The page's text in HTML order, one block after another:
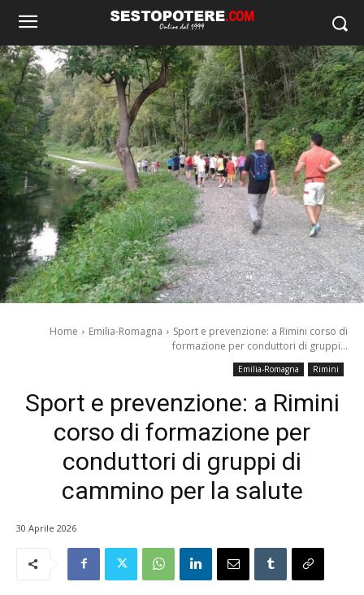
Home Emilia-Romagna
Sport e prevenzione: a Rimini corso di
formazione per conduttori di gruppi...
Emilia-Romagna Rimini
Sport e prevenzione: a Rimini
corso di formazione per
conduttori di gruppi di
cammino per la salute
30 Aprile 2026